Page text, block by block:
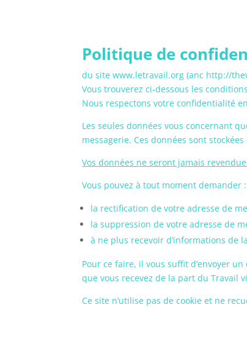
Politique de
du site www.letravail.org (anc http://
Vous trouverez ci-dessous les
Nous respectons votre confidentialité
Les seules données vous concernant
messagerie. Ces données sont
Vos données ne seront jamais
Vous pouvez à tout moment demander :
la rectification de votre adresse de
la suppression de votre adresse de
à ne plus recevoir d’informations de
Pour ce faire, il vous suffit d’envoyer
que vous recevez de la part du Travail
Ce site n’utilise pas de cookie et ne